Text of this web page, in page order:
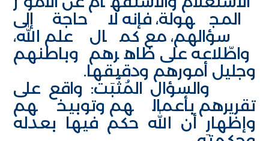
المجهولة، فإنه لا حاجة إلى
سؤالهم، مع كمال علم الله،
واطّلاعه على ظاهرهم وباطنهم
وجليل أمورهم ودقيقها.
والسؤال المُثْبَت: واقع على
تقريرهم بأعمالهم وتوبيخهم
وإظهارِ أن الله حكم فيها بعدله